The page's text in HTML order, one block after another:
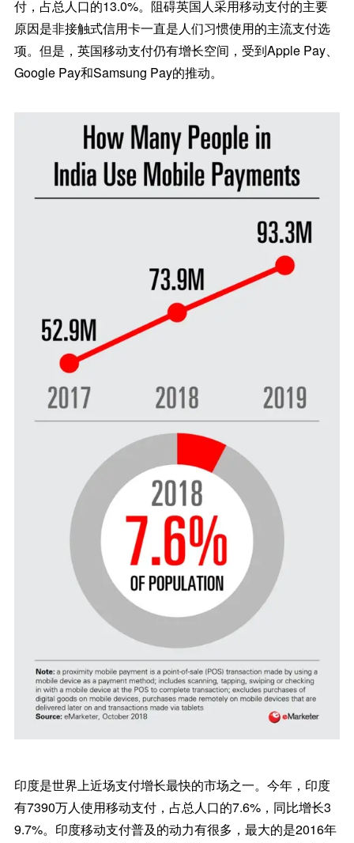
付，占总人口的13.0%。阻碍英国人采用移动支付的主要
原因是非接触式信用卡一直是人们习惯使用的主流支付选
项。但是，英国移动支付仍有增长空间，受到Apple Pay、
Google Pay和Samsung Pay的推动。
印度是世界上近场支付增长最快的市场之一。今年，印度
有7390万人使用移动支付，占总人口的7.6%，同比增长3
9.7%。印度移动支付普及的动力有很多，最大的是2016年